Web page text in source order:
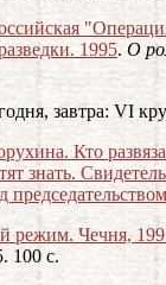
1995. О
завтра: VI
Кто
знать.
режим. Чечня,
100 с.